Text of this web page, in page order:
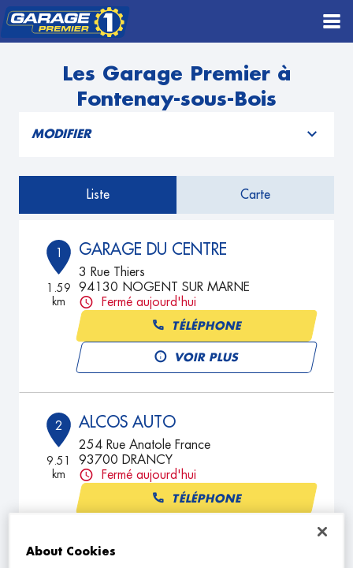
Les Garage Premier à
Fontenay-sous-Bois
MODIFIER
Liste Carte
1
1.59
km
GARAGE DU CENTRE
3 Rue Thiers
94130 NOGENT SUR MARNE
Fermé aujourd'hui
TÉLÉPHONE
VOIR PLUS
2
9.51
km
ALCOS AUTO
254 Rue Anatole France
93700 DRANCY
Fermé aujourd'hui
TÉLÉPHONE
About Cookies